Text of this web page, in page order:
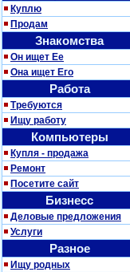
Куплю
Продам
Знакомства
Он ищет Ее
Она ищет Его
Работа
Требуются
Ищу работу
Компьютеры
Купля - продажа
Ремонт
Посетите сайт
Бизнесс
Деловые предложения
Услуги
Разное
Ищу родных